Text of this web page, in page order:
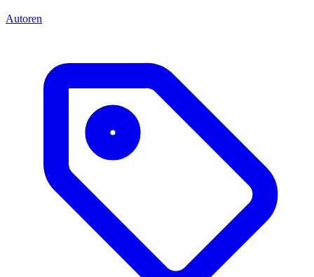
Autoren